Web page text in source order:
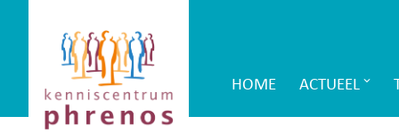
Phrenos
website
Main
HOME ACTUEEL